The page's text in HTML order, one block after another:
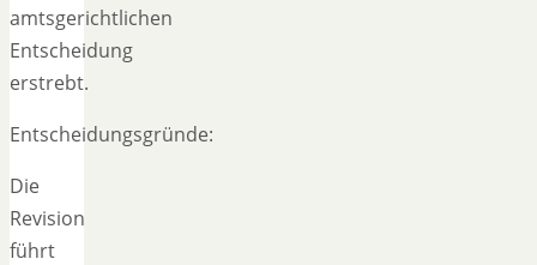
amtsgerichtlichen
Entscheidung
erstrebt.
Entscheidungsgründe:
Die
Revision
führt